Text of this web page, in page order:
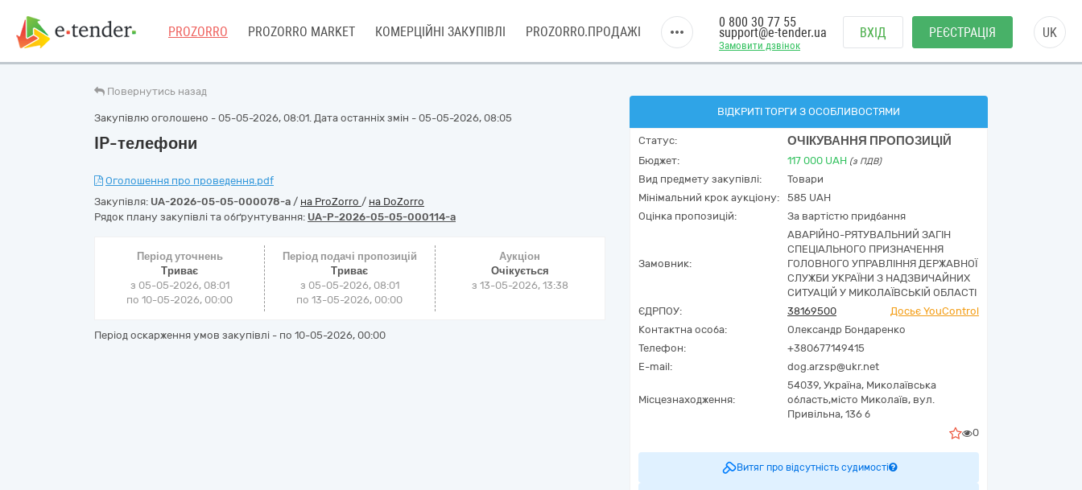
PROZORRO PROZORRO MARKET КОМЕРЦІЙНІ ЗАКУПІВЛІ PROZORRO.ПРОДАЖІ
Замовити дзвінок
0 800 30 77 55
support@e-tender.ua ВХІД РЕЄСТРАЦІЯ UK
Повернутись назад
Закупівлю оголошено - 05-05-2026, 08:01. Дата останніх змін - 05-05-2026, 08:05
IP-телефони
Оголошення про проведення.pdf
Закупівля: UA-2026-05-05-000078-a / на ProZorro / на DoZorro
Рядок плану закупівлі та обґрунтування: UA-P-2026-05-05-000114-a
Період уточнень
Триває
з 05-05-2026, 08:01
по 10-05-2026, 00:00
Період подачі пропозицій
Триває
з 05-05-2026, 08:01
по 13-05-2026, 00:00
Аукціон
Очікується
з 13-05-2026, 13:38
Період оскарження умов закупівлі - по 10-05-2026, 00:00
ВІДКРИТІ ТОРГИ З ОСОБЛИВОСТЯМИ
Статус: ОЧІКУВАННЯ ПРОПОЗИЦІЙ
Бюджет: 117 000 UAH (з ПДВ)
Вид предмету закупівлі:
Товари
Мінімальний крок аукціону:
585 UAH
Оцінка пропозицій:
За вартістю придбання
Замовник:
АВАРІЙНО-РЯТУВАЛЬНИЙ ЗАГІН
СПЕЦІАЛЬНОГО ПРИЗНАЧЕННЯ
ГОЛОВНОГО УПРАВЛІННЯ ДЕРЖАВНОЇ
СЛУЖБИ УКРАЇНИ З НАДЗВИЧАЙНИХ
СИТУАЦІЙ У МИКОЛАЇВСЬКІЙ ОБЛАСТІ
ЄДРПОУ:
38169500
Досьє YouControl
Контактна особа:
Олександр Бондаренко
Телефон:
+380677149415
E-mail:
dog.arzsp@ukr.net
Місцезнаходження:
54039, Україна, Миколаївська
область,місто Миколаїв, вул.
Привільна, 136 б
0
Витяг про відсутність судимості